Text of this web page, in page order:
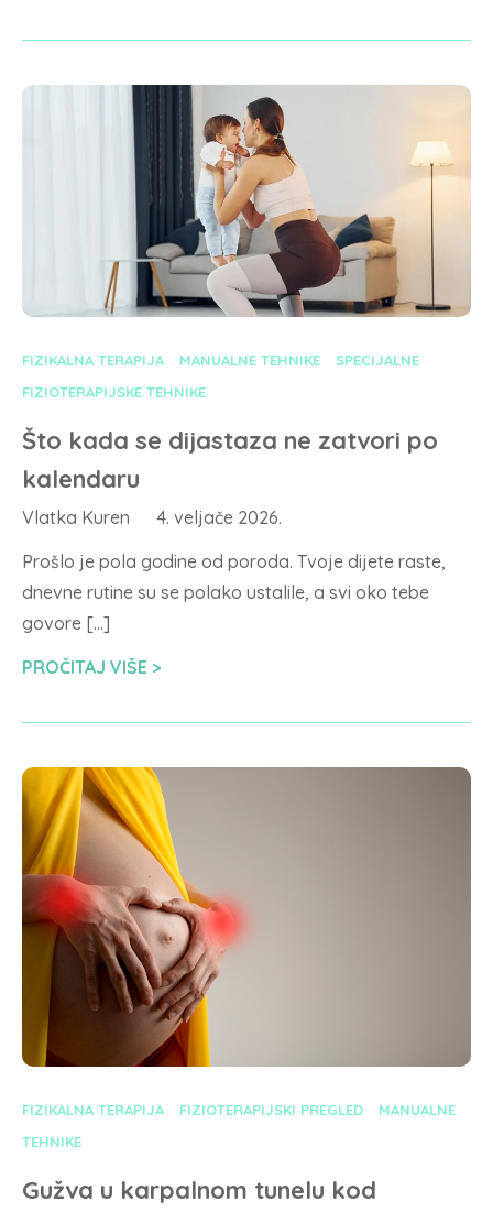
FIZIKALNA TERAPIJA MANUALNE TEHNIKE
SPECIJALNE
FIZIOTERAPIJSKE TEHNIKE
Što kada se dijastaza ne zatvori po
kalendaru
Vlatka Kuren
4. veljače 2026.
Prošlo je pola godine od poroda. Tvoje dijete raste,
dnevne rutine su se polako ustalile, a svi oko tebe
govore […]
PROČITAJ VIŠE
FIZIKALNA TERAPIJA FIZIOTERAPIJSKI PREGLED
MANUALNE
TEHNIKE
Gužva u karpalnom tunelu kod